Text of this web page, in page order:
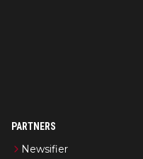
PARTNERS
Newsifier